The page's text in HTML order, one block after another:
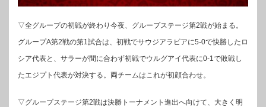
▽全グループの初戦が終わり今夜、グループステージ第2戦が始まる。
グループA第2戦の第1試合は、初戦でサウジアラビアに5-0で快勝したロ
シア代表と、サラーが間に合わず初戦でウルグアイ代表に0-1で敗戦し
たエジプト代表が対決する。両チームはこれが初顔合わせ。
▽グループステージ第2戦は決勝トーナメント進出へ向けて、大きく明